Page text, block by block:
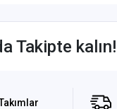
Takipte kalın!